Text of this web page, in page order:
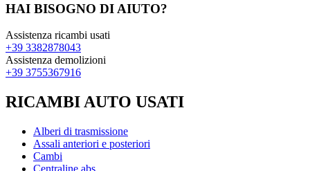
HAI BISOGNO DI AIUTO?
Assistenza ricambi usati
+39 3382878043
Assistenza demolizioni
+39 3755367916
RICAMBI AUTO USATI
Alberi di trasmissione
Assali anteriori e posteriori
Cambi